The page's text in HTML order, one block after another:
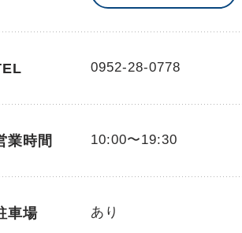
0952-28-0778
業時間 10:00〜19:30
車場 あり